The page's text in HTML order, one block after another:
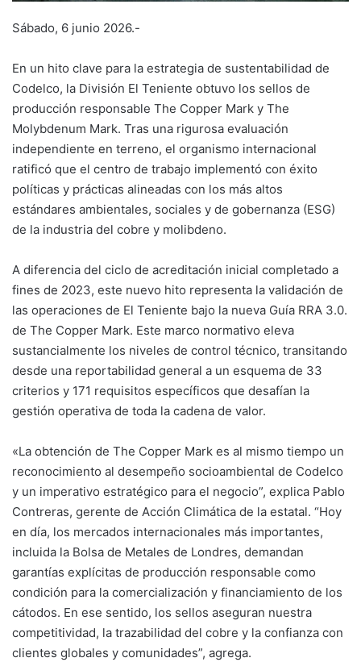
Sábado, 6 junio 2026.-
En un hito clave para la estrategia de sustentabilidad de
Codelco, la División El Teniente obtuvo los sellos de
producción responsable The Copper Mark y The
Molybdenum Mark. Tras una rigurosa evaluación
independiente en terreno, el organismo internacional
ratificó que el centro de trabajo implementó con éxito
políticas y prácticas alineadas con los más altos
estándares ambientales, sociales y de gobernanza (ESG)
de la industria del cobre y molibdeno.
A diferencia del ciclo de acreditación inicial completado a
fines de 2023, este nuevo hito representa la validación de
las operaciones de El Teniente bajo la nueva Guía RRA 3.0.
de The Copper Mark. Este marco normativo eleva
sustancialmente los niveles de control técnico, transitando
desde una reportabilidad general a un esquema de 33
criterios y 171 requisitos específicos que desafían la
gestión operativa de toda la cadena de valor.
«La obtención de The Copper Mark es al mismo tiempo un
reconocimiento al desempeño socioambiental de Codelco
y un imperativo estratégico para el negocio”, explica Pablo
Contreras, gerente de Acción Climática de la estatal. “Hoy
en día, los mercados internacionales más importantes,
incluida la Bolsa de Metales de Londres, demandan
garantías explícitas de producción responsable como
condición para la comercialización y financiamiento de los
cátodos. En ese sentido, los sellos aseguran nuestra
competitividad, la trazabilidad del cobre y la confianza con
clientes globales y comunidades”, agrega.